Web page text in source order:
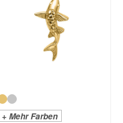
+ Mehr Farben